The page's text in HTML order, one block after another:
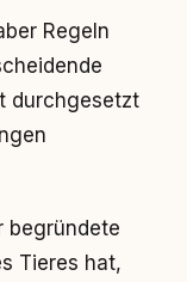
Regeln
durchgesetzt
begründete
Tieres hat,